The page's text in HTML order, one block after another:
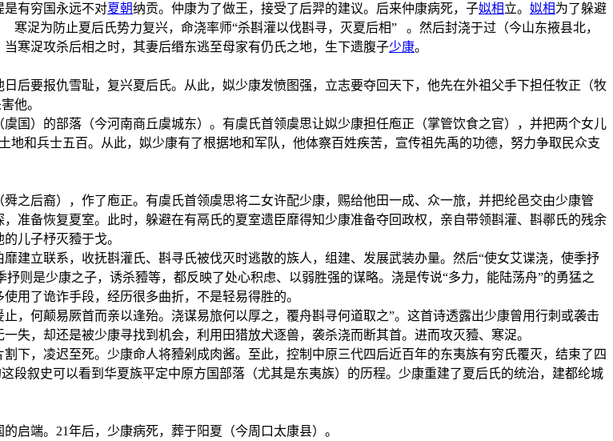
是有穷国永远不对夏朝纳贡。仲康为了做王，接受了后羿的建议。后来仲康病死，子姒相立。 姒相为了躲避
浞为防止夏后氏势力复兴，命浇率师“杀斟灌以伐斟寻，灭夏后相” 。然后封浇于过（今山东掖县北，
寒浞攻杀后相之时，其妻后缗东逃至母家有仍氏之地，生下遗腹子少康。
后要报仇雪耻，复兴夏后氏。从此，姒少康发愤图强，立志要夺回天下，他先在外祖父手下担任牧正（牧
他。
国）的部落（今河南商丘虞城东）。有虞氏首领虞思让姒少康担任庖正（掌管饮食之官），并把两个女儿
和兵士五百。从此，姒少康有了根据地和军队，他体察百姓疾苦，宣传祖先禹的功德，努力争取民众支
之后裔），作了庖正。有虞氏首领虞思将二女许配少康，赐给他田一成、众一旅，并把纶邑交由少康管
准备恢复夏室。此时，躲避在有鬲氏的夏室遗臣靡得知少康准备夺回政权，亲自带领斟灌、斟鄩氏的残余
儿子杼灭豷于戈。
建立联系，收抚斟灌氏、斟寻氏被伐灭时逃散的族人，组建、发展武装办量。然后“使女艾谍浇，使季抒
则是少康之子，诱杀豷等，都反映了处心积虑、以弱胜强的谋略。浇是传说“多力，能陆荡舟”的勇猛之
用了诡诈手段，经历很多曲折，不是轻易得胜的。
，何颠易厥首而亲以逢殆。浇谋易旅何以厚之，覆舟斟寻何道取之”。这首诗透露出少康曾用行刺或袭击
失，却还是被少康寻找到机会，利用田猎放犬逐兽，袭杀浇而断其首。进而攻灭豷、寒浞。
下，凌迟至死。少康命人将豷剁成肉酱。至此，控制中原三代四后近百年的东夷族有穷氏覆灭，结束了四
段叙史可以看到华夏族平定中原方国部落（尤其是东夷族）的历程。少康重建了夏后氏的统治，建都纶城
启端。21年后，少康病死，葬于阳夏（今周口太康县）。